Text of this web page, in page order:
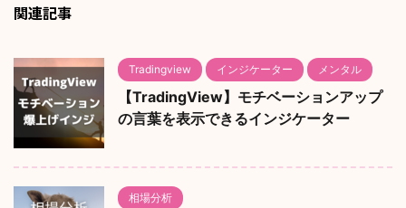
関連記事
Tradingview インジケーター メンタル
【TradingView】モチベーションアップ
の言葉を表示できるインジケーター
相場分析